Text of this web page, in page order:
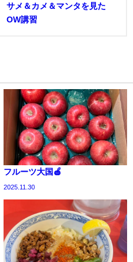
サメ＆カメ＆マンタを見た
OW講習
フルーツ大国🍎
2025.11.30